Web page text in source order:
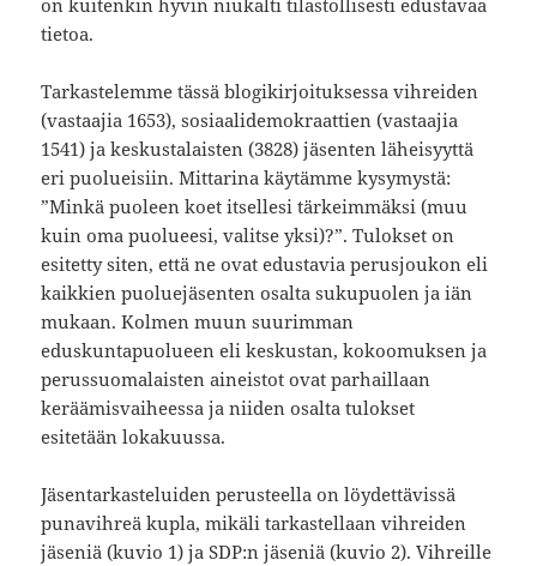
on kuitenkin hyvin niukalti tilastollisesti edustavaa
tietoa.
Tarkastelemme tässä blogikirjoituksessa vihreiden
(vastaajia 1653), sosiaalidemokraattien (vastaajia
1541) ja keskustalaisten (3828) jäsenten läheisyyttä
eri puolueisiin. Mittarina käytämme kysymystä:
”Minkä puoleen koet itsellesi tärkeimmäksi (muu
kuin oma puolueesi, valitse yksi)?”. Tulokset on
esitetty siten, että ne ovat edustavia perusjoukon eli
kaikkien puoluejäsenten osalta sukupuolen ja iän
mukaan. Kolmen muun suurimman
eduskuntapuolueen eli keskustan, kokoomuksen ja
perussuomalaisten aineistot ovat parhaillaan
keräämisvaiheessa ja niiden osalta tulokset
esitetään lokakuussa.
Jäsentarkasteluiden perusteella on löydettävissä
punavihreä kupla, mikäli tarkastellaan vihreiden
jäseniä (kuvio 1) ja SDP:n jäseniä (kuvio 2). Vihreille